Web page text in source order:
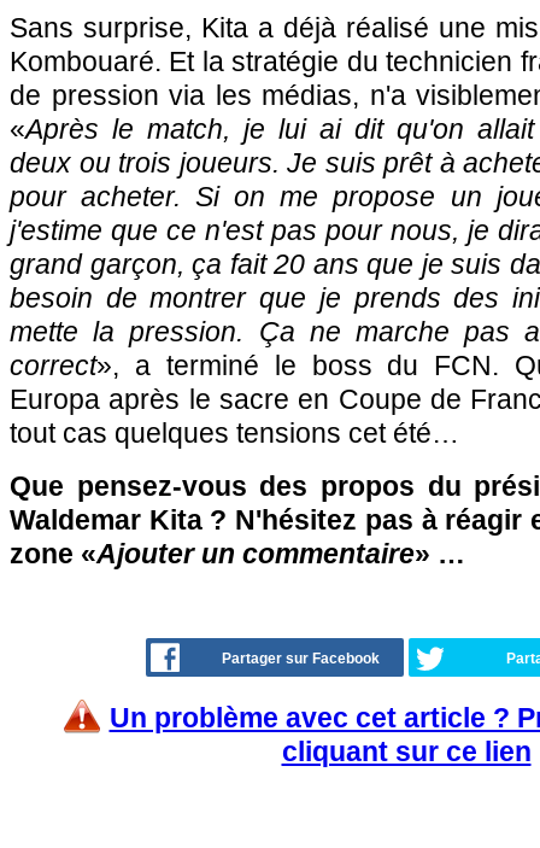
Sans surprise, Kita a déjà réalisé une
Kombouaré. Et la stratégie du technicien
de pression via les médias, n'a
«Après le match, je lui ai dit qu'on
deux ou trois joueurs. Je suis prêt à
pour acheter. Si on me propose un
j'estime que ce n'est pas pour nous, je
grand garçon, ça fait 20 ans que je suis
besoin de montrer que je prends des
mette la pression. Ça ne marche pas
correct», a terminé le boss du FCN.
Europa après le sacre en Coupe de
tout cas quelques tensions cet été…
Que pensez-vous des propos du
Waldemar Kita ? N'hésitez pas à réagir
zone «Ajouter un commentaire» …
Partager sur Facebook
Un problème avec cet article ?
cliquant sur ce lien